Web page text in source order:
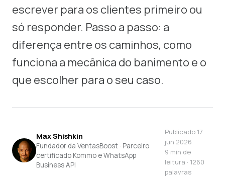
escrever para os clientes primeiro ou
só responder. Passo a passo: a
diferença entre os caminhos, como
funciona a mecânica do banimento e o
que escolher para o seu caso.
Max Shishkin
Fundador da VentasBoost · Parceiro
certificado Kommo e WhatsApp
Business API
Publicado 17
jun 2026
9 min de
leitura · 1260
palavras